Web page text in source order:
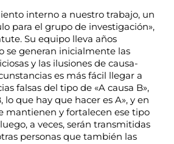
interno a nuestro trabajo, un
para el grupo de investigación»,
Su equipo lleva años
se generan inicialmente las
y las ilusiones de causa-
es más fácil llegar a
falsas del tipo de «A causa B»,
lo que hay que hacer es A», y en
mantienen y fortalecen ese tipo
a veces, serán transmitidas
personas que también las